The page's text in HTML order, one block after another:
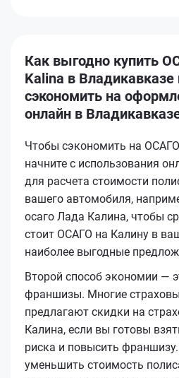
Как выгодно купить
Kalina в Владикавказе
сэкономить на
онлайн в
Чтобы сэкономить на
начните с использования
для расчета стоимости
вашего автомобиля,
осаго Лада Калина, чтобы
стоит ОСАГО на Калину в
наиболее выгодные
Второй способ экономии —
франшизы. Многие
предлагают скидки на
Калина, если вы готовы
риска и повысить
уменьшить стоимость